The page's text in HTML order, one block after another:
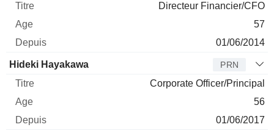
Directeur Financier/CFO
57
01/06/2014
Hideki Hayakawa PRN
Corporate Officer/Principal
56
01/06/2017